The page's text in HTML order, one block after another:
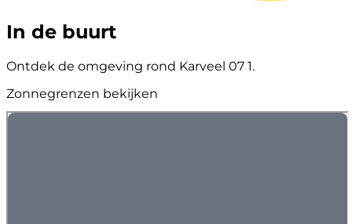
In de buurt
Ontdek de omgeving rond Karveel 07 1.
Zonnegrenzen bekijken